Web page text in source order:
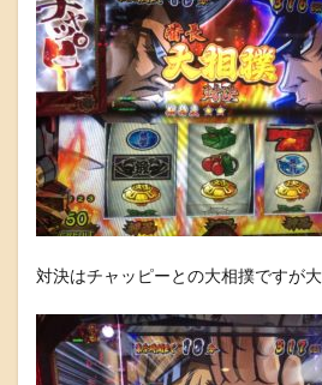
対決はチャッピーとの大相撲ですが